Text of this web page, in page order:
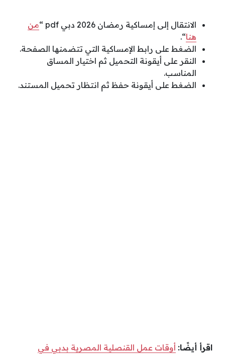
الانتقال إلى إمساكية رمضان 2026 دبي pdf “
من
هنا“.
الضغط على رابط الإمساكية التي تتضمنها الصفحة.
النقر على أيقونة التحميل ثم اختيار المساق
المناسب.
الضغط على أيقونة حفظ ثم انتظار تحميل المستند.
اقرأ أيضًا: أوقات عمل القنصلية المصرية بدبي في